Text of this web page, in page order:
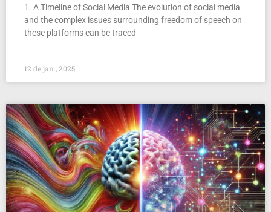
1. A Timeline of Social Media The evolution of social media
and the complex issues surrounding freedom of speech on
these platforms can be traced
12 de jan , 2025